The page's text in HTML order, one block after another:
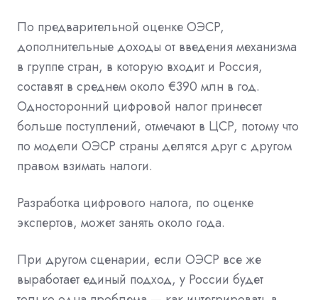
По предварительной оценке ОЭСР,
дополнительные доходы от введения механизма
в группе стран, в которую входит и Россия,
составят в среднем около €390 млн в год.
Односторонний цифровой налог принесет
больше поступлений, отмечают в ЦСР, потому что
по модели ОЭСР страны делятся друг с другом
правом взимать налоги.
Разработка цифрового налога, по оценке
экспертов, может занять около года.
При другом сценарии, если ОЭСР все же
выработает единый подход, у России будет